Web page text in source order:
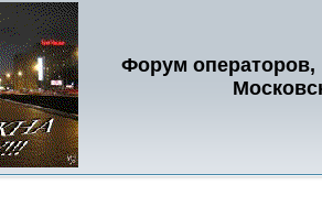
Форум операторов,